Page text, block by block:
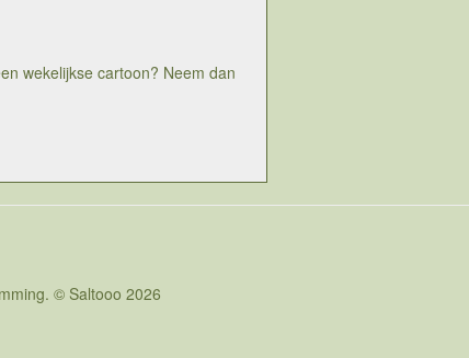
wekelijkse cartoon? Neem dan
© Saltooo 2026